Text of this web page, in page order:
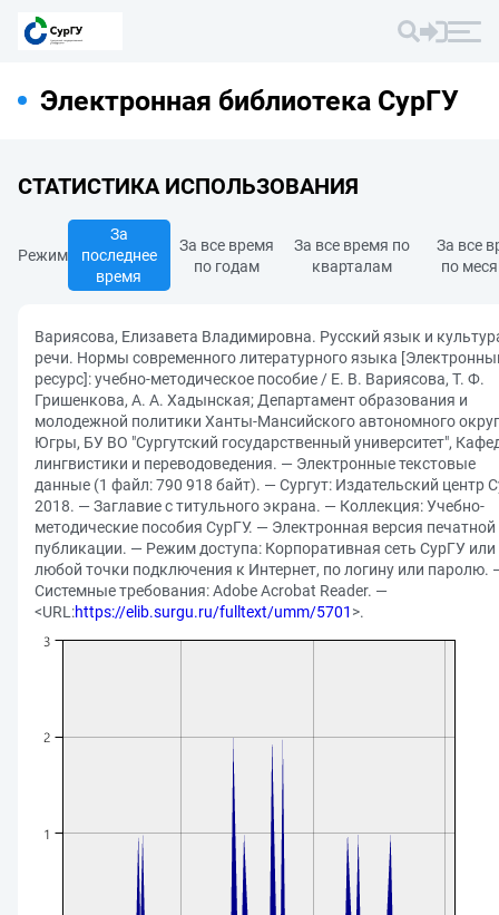
Электронная библиотека СурГУ
СТАТИСТИКА ИСПОЛЬЗОВАНИЯ
Режим
За
последнее
время
За все время
по годам
За все время по
кварталам
За все
по
Вариясова, Елизавета Владимировна. Русский язык и
речи. Нормы современного литературного языка
ресурс]: учебно-методическое пособие / Е. В. Вариясова, Т. Ф.
Гришенкова, А. А. Хадынская; Департамент образования и
молодежной политики Ханты-Мансийского автономного
Югры, БУ ВО "Сургутский государственный университет",
лингвистики и переводоведения. — Электронные текстовые
данные (1 файл: 790 918 байт). — Сургут: Издательский центр
2018. — Заглавие с титульного экрана. — Коллекция: Учебно-
методические пособия СурГУ. — Электронная версия печатной
публикации. — Режим доступа: Корпоративная сеть СурГУ или
любой точки подключения к Интернет, по логину или паролю.
Системные требования: Adobe Acrobat Reader. —
<URL:https://elib.surgu.ru/fulltext/umm/5701 >.